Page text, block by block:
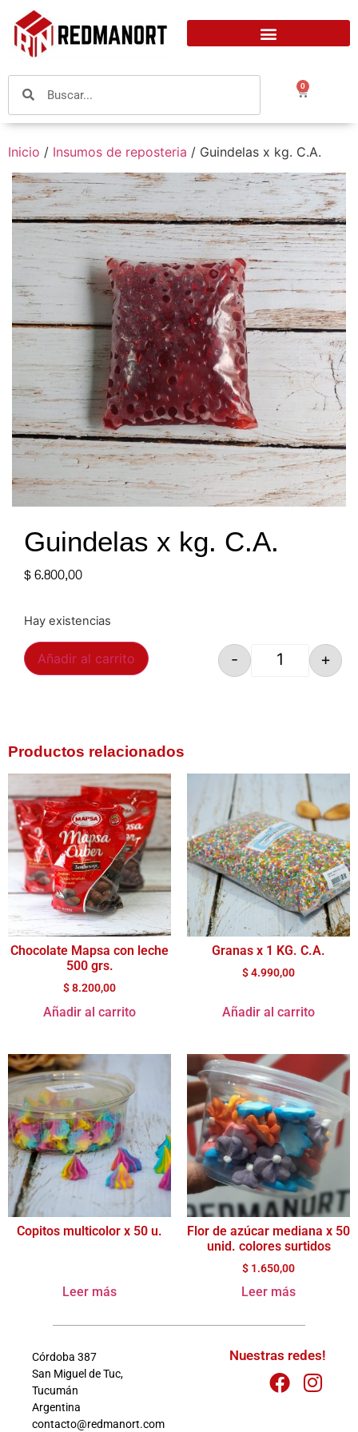
0
Inicio / Insumos de reposteria / Guindelas x kg. C.A.
Guindelas x kg. C.A.
$6.800,00
Hay existencias
- +
Añadir al carrito
Productos relacionados
Chocolate Mapsa con leche
500 grs.
$8.200,00
Añadir al carrito
Granas x 1 KG. C.A.
$4.990,00
Añadir al carrito
Copitos multicolor x 50 u.
Leer más
Flor de azúcar mediana x 50
unid. colores surtidos
$ 1.650,00
Leer más
Córdoba 387
San Miguel de Tuc,
Tucumán
Argentina
contacto@redmanort.com
Nuestras redes!